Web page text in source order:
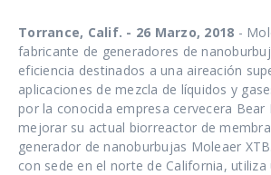
Torrance, Calif. - 26 Marzo, 2018 -
fabricante de generadores de
eficiencia destinados a una aireación
aplicaciones de mezcla de líquidos y
por la conocida empresa cervecera Bear
mejorar su actual biorreactor de
generador de nanoburbujas Moleaer
con sede en el norte de California, utiliza